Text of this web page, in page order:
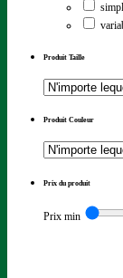
Produit Taille
Produit Couleur
Prix du produit
Prix min